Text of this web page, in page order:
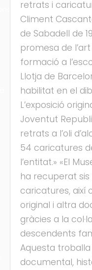
retrats i
Climent
de Sabadell de
promesa de
formació a
Llotja de
habilitat en el
L’exposició
Joventut
retrats a l’oli
54 caricatures
l’entitat.» «El
ha recuperat sis
caricatures, així
original i altra
gràcies a la
descendents
Aquesta
documental,